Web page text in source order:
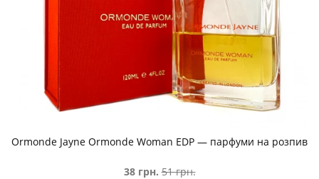
Ormonde Jayne Ormonde Woman EDP — парфуми на розпив
38 грн. 51 грн.